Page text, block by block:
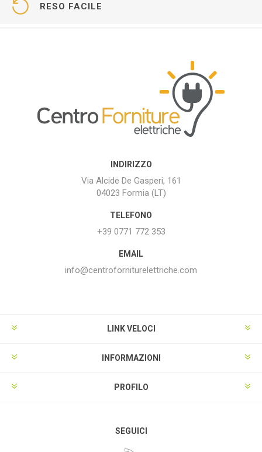
RESO FACILE
INDIRIZZO
Via Alcide De Gasperi, 161
04023 Formia (LT)
TELEFONO
+39 0771 772 353
EMAIL
info@centroforniturelettriche.com
LINK VELOCI
INFORMAZIONI
PROFILO
SEGUICI